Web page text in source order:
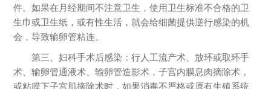
件。如果在月经期间不注意卫生，使用卫生标准不合格的卫
生巾或卫生纸，或有性生活，就会给细菌提供逆行感染的机
会，导致输卵管粘连。
第三、妇科手术后感染：行人工流产术、放环或取环手
术、输卵管通液术、输卵管造影术，子宫内膜息肉摘除术，
或粘膜下子宫肌摘除术时，如果消毒不严格或原有生殖系统